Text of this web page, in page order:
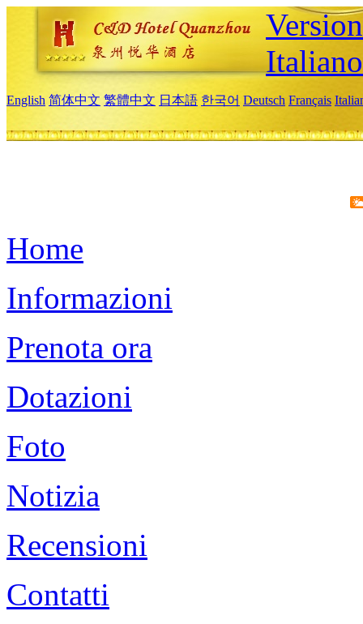
Italiano
English 简体中文 繁體中文 日本語 한국어 Deutsch Français
Home
Informazioni
Prenota ora
Dotazioni
Foto
Notizia
Recensioni
Contatti